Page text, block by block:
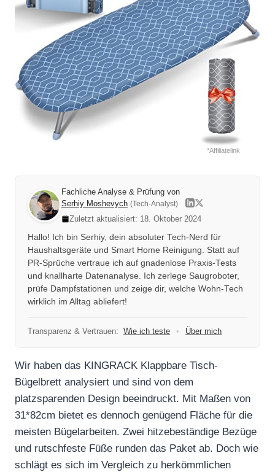
*Affiliatelink
Fachliche Analyse & Prüfung von
Serhiy Moshevych (Tech-Analyst)
Zuletzt aktualisiert: 18. Oktober 2024
Hallo! Ich bin Serhiy, dein absoluter Tech-Nerd für
Haushaltsgeräte und Smart Home Reinigung. Statt auf
PR-Sprüche vertraue ich auf gnadenlose Praxis-Tests
und knallharte Datenanalyse. Ich zerlege Saugroboter,
prüfe Dampfstationen und zeige dir, welche Wohn-Tech
wirklich im Alltag abliefert!
Transparenz & Vertrauen: Wie ich teste • Über mich
Wir haben das KINGRACK Klappbare Tisch-
Bügelbrett analysiert und sind von dem
platzsparenden Design beeindruckt. Mit Maßen von
31*82cm bietet es dennoch genügend Fläche für die
meisten Bügelarbeiten. Zwei hitzebeständige Bezüge
und rutschfeste Füße runden das Paket ab. Doch wie
schlägt es sich im Vergleich zu herkömmlichen